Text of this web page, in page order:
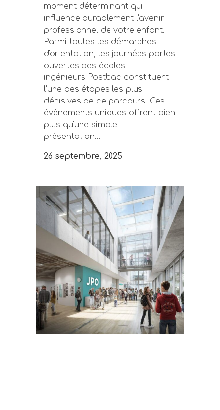
moment déterminant qui
influence durablement l'avenir
professionnel de votre enfant.
Parmi toutes les démarches
d'orientation, les journées portes
ouvertes des écoles
ingénieurs Postbac constituent
l'une des étapes les plus
décisives de ce parcours. Ces
événements uniques offrent bien
plus qu'une simple
présentation...
26 septembre, 2025